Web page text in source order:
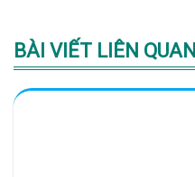
BÀI VIẾT LIÊN QUAN